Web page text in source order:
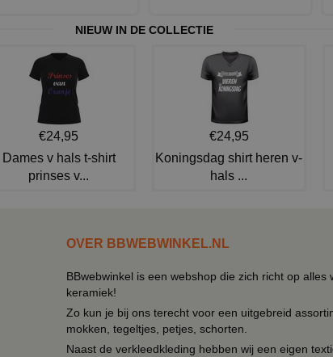
NIEUW IN DE COLLECTIE
€24,95
Dames v hals t-shirt
prinses v...
€24,95
Koningsdag shirt heren v-
hals ...
OVER BBWEBWINKEL.NL
BBwebwinkel is een webshop die zich richt op
keramiek!
Zo kun je bij ons terecht voor een uitgebreid
mokken, tegeltjes, petjes, schorten.
Naast de verkleedkleding hebben wij een eigen